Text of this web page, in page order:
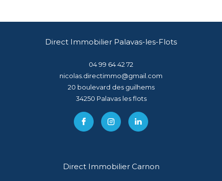
Direct Immobilier Palavas-les-Flots
04 99 64 42 72
nicolas.directimmo@gmail.com
20 boulevard des guilhems
34250
palavas les flots
Direct Immobilier Carnon